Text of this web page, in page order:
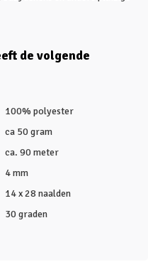
de volgende
100% polyester
ca 50 gram
ca. 90 meter
4 mm
14 x 28 naalden
30 graden